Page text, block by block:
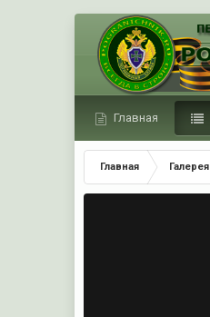
Главная
Главная Галерея